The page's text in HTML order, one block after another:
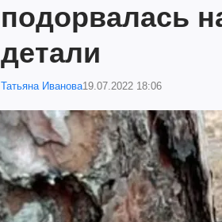
подорвалась
детали
Татьяна Иванова19.07.2022 18:06